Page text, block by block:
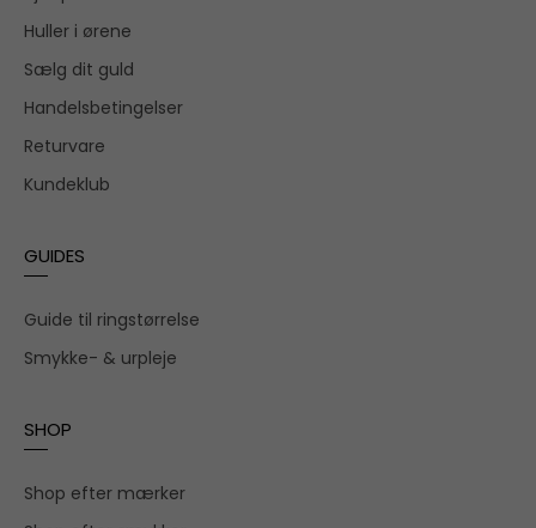
Huller i ørene
Sælg dit guld
Handelsbetingelser
Returvare
Kundeklub
GUIDES
Guide til ringstørrelse
Smykke- & urpleje
SHOP
Shop efter mærker